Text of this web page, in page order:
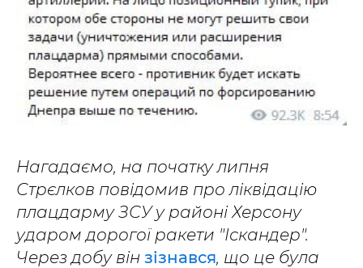
Нагадаємо, на початку липня
Стрєлков повідомив про ліквідацію
плацдарму ЗСУ у районі Херсону
ударом дорогої ракети "Іскандер".
Через добу він зізнався, що це була